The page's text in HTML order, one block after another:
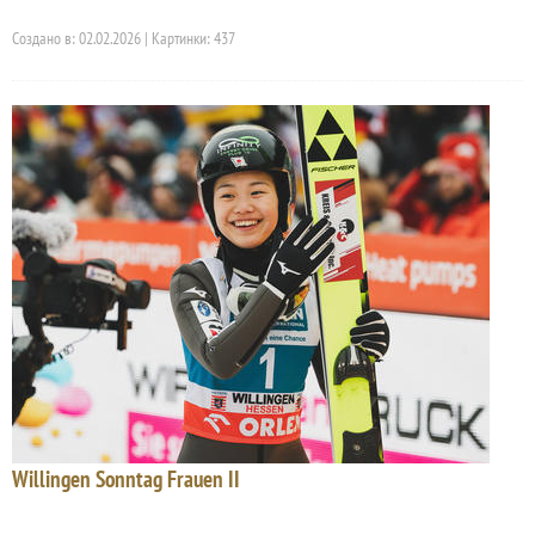
Создано в: 02.02.2026 | Картинки: 437
Willingen Sonntag Frauen II